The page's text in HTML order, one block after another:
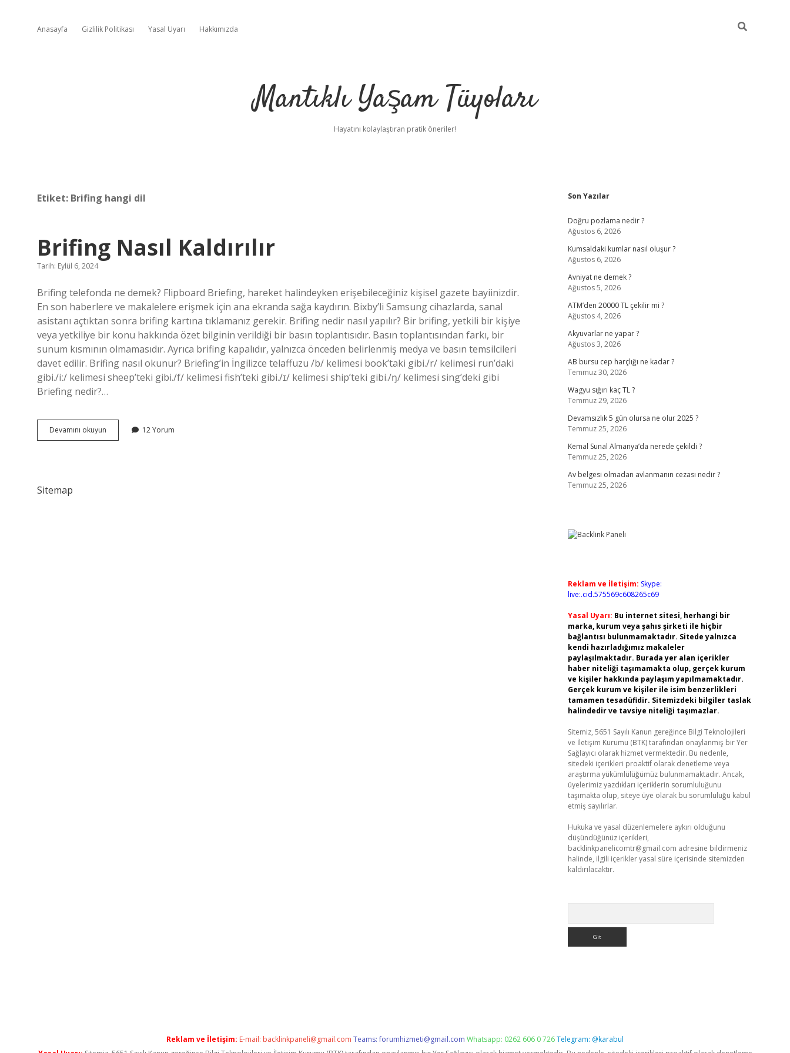
Anasayfa Gizlilik Politikası Yasal Uyarı Hakkımızda
Mantıklı Yaşam Tüyoları
Hayatını kolaylaştıran pratik öneriler!
Etiket: Brifing hangi dil
Brifing Nasıl Kaldırılır
Tarih: Eylül 6, 2024
Brifing telefonda ne demek? Flipboard Briefing, hareket halindeyken erişebileceğiniz kişisel gazete bayiinizdir.
En son haberlere ve makalelere erişmek için ana ekranda sağa kaydırın. Bixby’li Samsung cihazlarda, sanal
asistanı açtıktan sonra brifing kartına tıklamanız gerekir. Brifing nedir nasıl yapılır? Bir brifing, yetkili bir kişiye
veya yetkiliye bir konu hakkında özet bilginin verildiği bir basın toplantısıdır. Basın toplantısından farkı, bir
sunum kısmının olmamasıdır. Ayrıca brifing kapalıdır, yalnızca önceden belirlenmiş medya ve basın temsilcileri
davet edilir. Brifing nasıl okunur? Briefing’in İngilizce telaffuzu /b/ kelimesi book’taki gibi./r/ kelimesi run’daki
gibi./iː/ kelimesi sheep’teki gibi./f/ kelimesi fish’teki gibi./ɪ/ kelimesi ship’teki gibi./ŋ/ kelimesi sing’deki gibi
Briefing nedir?…
Devamını okuyun
Nasıl
12 Yorum
Sitemap
Sidebar
Son Yazılar
Doğru pozlama nedir ?
Ağustos 6, 2026
Kumsaldaki kumlar nasıl oluşur ?
Ağustos 6, 2026
Avniyat ne demek ?
Ağustos 5, 2026
ATM’den 20000 TL çekilir mi ?
Ağustos 4, 2026
Akyuvarlar ne yapar ?
Ağustos 3, 2026
AB bursu cep harçlığı ne kadar ?
Temmuz 30, 2026
Wagyu sığırı kaç TL ?
Temmuz 29, 2026
Devamsızlık 5 gün olursa ne olur 2025 ?
Temmuz 25, 2026
Kemal Sunal Almanya’da nerede çekildi ?
Temmuz 25, 2026
Av belgesi olmadan avlanmanın cezası nedir ?
Temmuz 25, 2026
Reklam ve İletişim: Skype:
live:.cid.575569c608265c69
Yasal Uyarı: Bu internet sitesi, herhangi bir
marka, kurum veya şahıs şirketi ile hiçbir
bağlantısı bulunmamaktadır. Sitede yalnızca
kendi hazırladığımız makaleler
paylaşılmaktadır. Burada yer alan içerikler
haber niteliği taşımamakta olup, gerçek kurum
ve kişiler hakkında paylaşım yapılmamaktadır.
Gerçek kurum ve kişiler ile isim benzerlikleri
tamamen tesadüfidir. Sitemizdeki bilgiler taslak
halindedir ve tavsiye niteliği taşımazlar.
Sitemiz, 5651 Sayılı Kanun gereğince Bilgi Teknolojileri
ve İletişim Kurumu (BTK) tarafından onaylanmış bir Yer
Sağlayıcı olarak hizmet vermektedir. Bu nedenle,
sitedeki içerikleri proaktif olarak denetleme veya
araştırma yükümlülüğümüz bulunmamaktadır. Ancak,
üyelerimiz yazdıkları içeriklerin sorumluluğunu
taşımakta olup, siteye üye olarak bu sorumluluğu kabul
etmiş sayılırlar.
Hukuka ve yasal düzenlemelere aykırı olduğunu
düşündüğünüz içerikleri,
backlinkpanelicomtr@gmail.com adresine bildirmeniz
halinde, ilgili içerikler yasal süre içerisinde sitemizden
kaldırılacaktır.
Reklam ve İletişim: E-mail: backlinkpaneli@gmail.com Teams:forumhizmeti@gmail.com Whatsapp: 0262 606 0 726Telegram: @karabul